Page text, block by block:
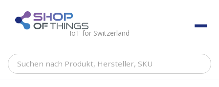
content ShopOfThings
IoT for Switzerland
Suchen